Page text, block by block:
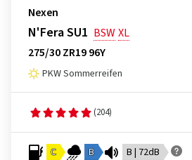
Nexen
N'Fera SU1 BSWXL
275/30 ZR19 96Y
PKW Sommerreifen
(204)
C B B | 72dB